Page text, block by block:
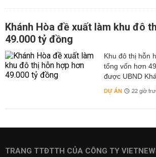
Khánh Hòa đề xuất làm khu đô
49.000 tỷ đồng
Khu đô thị hỗn
tổng vốn hơn
được UBND
DỰ ÁN 22 giờ
TRANG TTĐTTH CỦA CÔNG TY